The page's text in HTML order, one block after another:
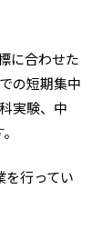
に合わせた
の短期集中
実験、中
を行ってい